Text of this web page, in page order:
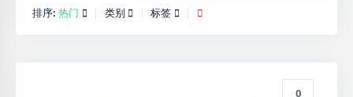
排序: 热门 类别 标签
0